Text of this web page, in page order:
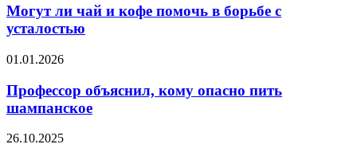
чай
кофе
в
с
усталостью
Могут ли чай и кофе помочь в борьбе с
усталостью
Профессор
кому
опасно
пить
01.01.2026
Профессор объяснил, кому опасно пить
шампанское
Перечислены
26.10.2025